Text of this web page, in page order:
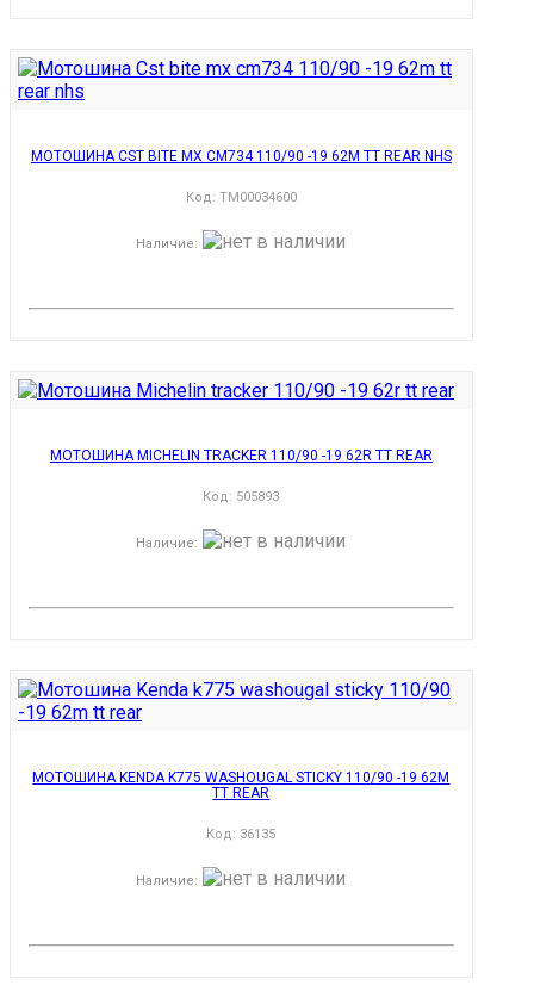
МОТОШИНА CST BITE MX CM734 110/90 -19 62M TT REAR NHS
Код: TM00034600
Наличие:
МОТОШИНА MICHELIN TRACKER 110/90 -19 62R TT REAR
Код: 505893
Наличие:
МОТОШИНА KENDA K775 WASHOUGAL STICKY 110/90 -19 62M
TT REAR
Код: 36135
Наличие: